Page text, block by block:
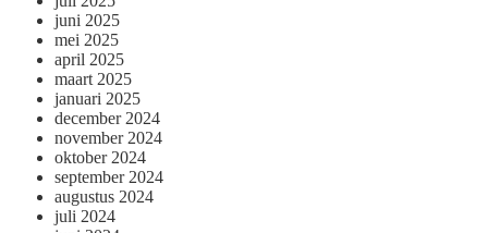
juni 2025
mei 2025
april 2025
maart 2025
januari 2025
december 2024
november 2024
oktober 2024
september 2024
augustus 2024
juli 2024